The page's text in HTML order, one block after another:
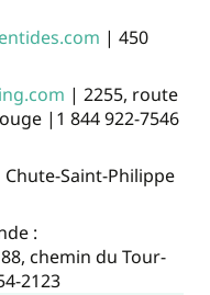
| 450
| 2255, route
|1 844 922-7546
Chute-Saint-Philippe
:
chemin du Tour-
2123